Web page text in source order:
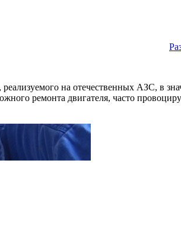
на отечественных АЗС, в
ремонта двигателя, часто